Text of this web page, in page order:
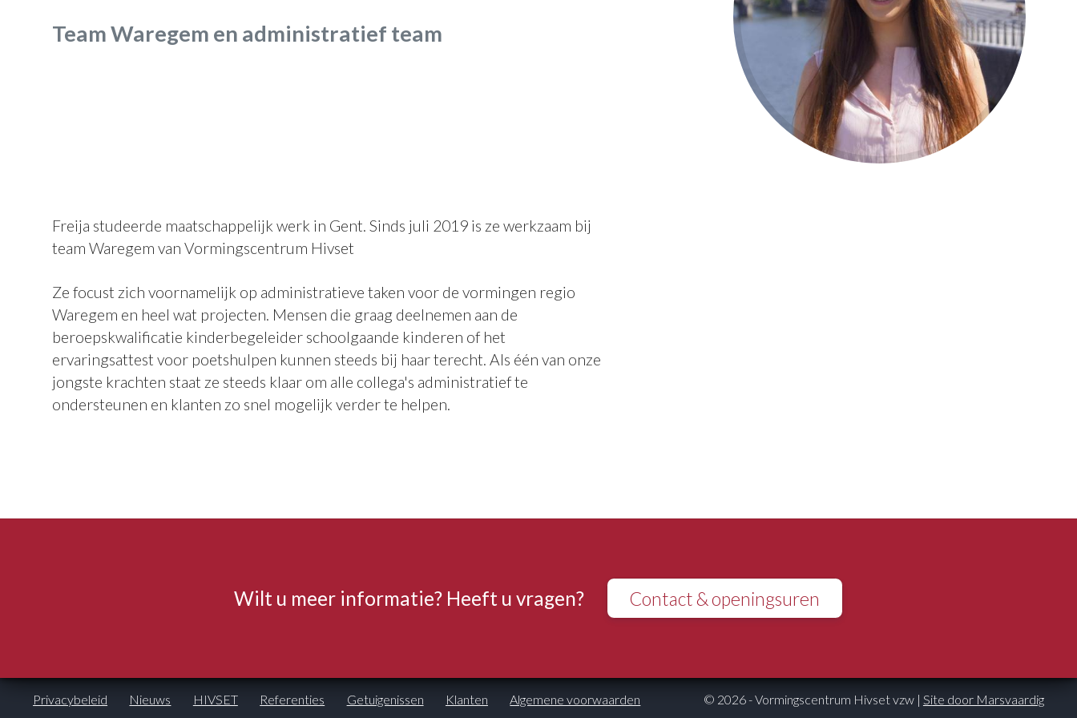
Team Waregem en administratief team
Freija studeerde maatschappelijk werk in Gent. Sinds juli 2019 is ze werkzaam bij
team Waregem van Vormingscentrum Hivset
Ze focust zich voornamelijk op administratieve taken voor de vormingen regio
Waregem en heel wat projecten. Mensen die graag deelnemen aan de
beroepskwalificatie kinderbegeleider schoolgaande kinderen of het
ervaringsattest voor poetshulpen kunnen steeds bij haar terecht. Als één van onze
jongste krachten staat ze steeds klaar om alle collega's administratief te
ondersteunen en klanten zo snel mogelijk verder te helpen.
Wilt u meer informatie? Heeft u vragen? Contact & openingsuren
Privacybeleid Nieuws HIVSET Referenties Getuigenissen Klanten Algemene voorwaarden © 2026 - Vormingscentrum Hivset vzw | Site door Marsvaardig